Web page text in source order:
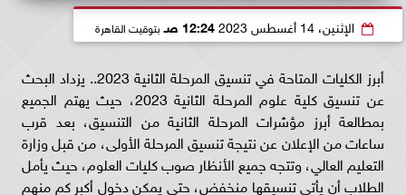
الإثنين، 14 أغسطس 2023 12:24 صـ بتوقيت القاهرة
أبرز الكليات المتاحة في تنسيق المرحلة الثانية 2023.. يزداد البحث
عن تنسيق كلية علوم المرحلة الثانية 2023، حيث يهتم الجميع
بمطالعة أبرز مؤشرات المرحلة الثانية من التنسيق، بعد قرب
ساعات من الإعلان عن نتيجة تنسيق المرحلة الأولى، من قبل وزارة
التعليم العالي، وتتجه جميع الأنظار صوب كليات العلوم، حيث يأمل
الطلاب أن يأتي تنسيقها منخفض، حتى يمكن دخول أكبر كم منهم